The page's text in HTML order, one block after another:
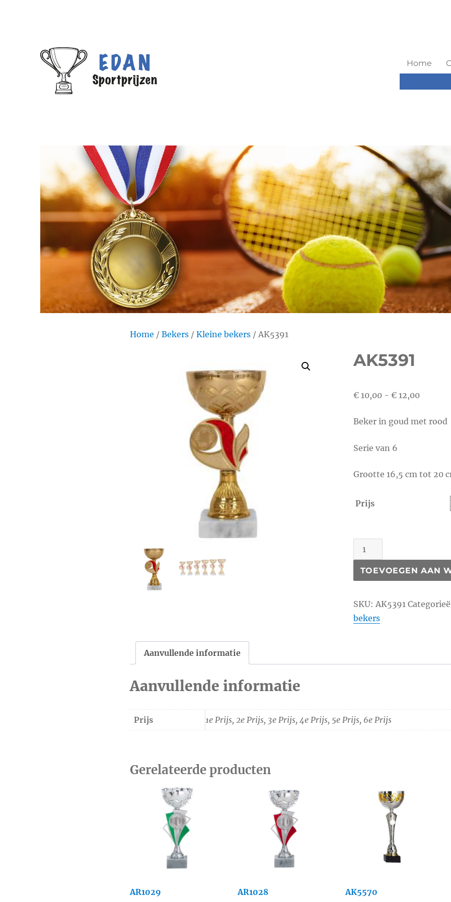
Edan Sportprijzen
Home
Home / Bekers/ Kleine bekers/ AK5391
AK5391
€10,00 - €12,00
tot
Beker in goud met rood
Serie van 6
Grootte 16,5 cm tot 20
Prijs
AK5391
aantal
TOEVOEGEN AAN
SKU: AK5391
bekers
Aanvullende informatie
Aanvullende informatie
Prijs 1e Prijs, 2e Prijs, 3e Prijs, 4e Prijs, 5e Prijs, 6e Prijs
Gerelateerde producten
AR1029 AR1028 AK5570